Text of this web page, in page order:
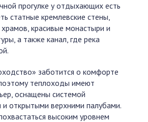
прогулке у отдыхающих есть
статные кремлевские стены,
красивые монастыри и
а также канал, где река
заботится о комфорте
теплоходы имеют
оснащены системой
и открытыми верхними палубами.
высоким уровнем